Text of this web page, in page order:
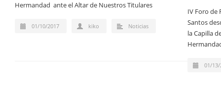
IV Foro de
Santos
la Capilla
01/13/
Hermandad ante el Altar de Nuestros Titulares
01/10/2017 kiko Noticias